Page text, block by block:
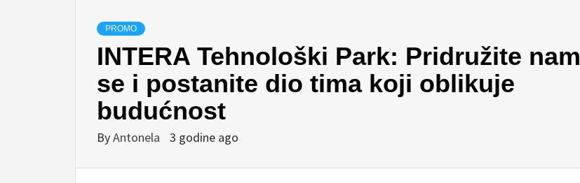
PROMO
INTERA Tehnološki Park: Pridružite nam
se i postanite dio tima koji oblikuje
budućnost
ByAntonela 3 godine ago